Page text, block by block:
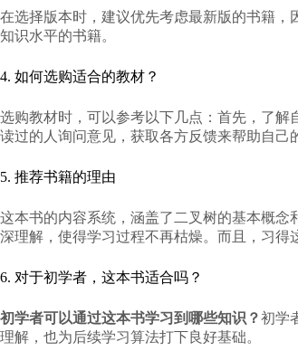
在选择版本时，建议优先考虑最新版的书籍
知识水平的书籍。
4. 如何选购适合的教材？
选购教材时，可以参考以下几点：首先，了
读过的人询问意见，获取各方反馈来帮助自己
5. 推荐书籍的理由
这本书的内容系统，涵盖了二叉树的基本概
深理解，使得学习过程不再枯燥。而且，习得
6. 对于初学者，这本书适合吗？
初学者可以通过这本书学习到哪些知识？初学
理解，也为后续学习算法打下良好基础。